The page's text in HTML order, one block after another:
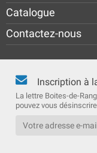
Catalogue
Contactez-nous
Inscription à
La lettre Boites-de-
pouvez vous